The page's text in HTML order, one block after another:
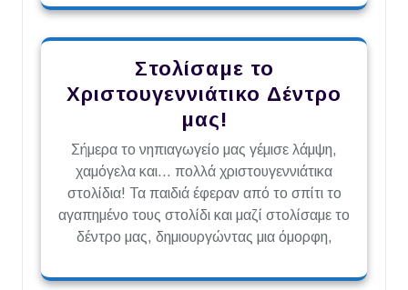
Στολίσαμε το
Χριστουγεννιάτικο Δέντρο
μας!
Σήμερα το νηπιαγωγείο μας γέμισε λάμψη,
χαμόγελα και… πολλά χριστουγεννιάτικα
στολίδια! Τα παιδιά έφεραν από το σπίτι το
αγαπημένο τους στολίδι και μαζί στολίσαμε το
δέντρο μας, δημιουργώντας μια όμορφη,